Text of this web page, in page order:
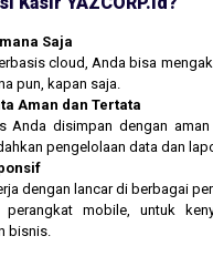
Saja
cloud, Anda bisa
pun, kapan saja.
Aman dan Tertata
Anda disimpan dengan
pengelolaan data dan
dengan lancar di berbagai
mobile, untuk
bisnis.